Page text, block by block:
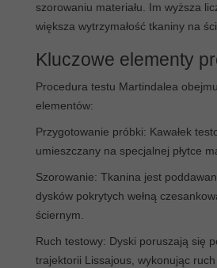
szorowaniu materiału. Im wyższa
większa wytrzymałość tkaniny na
Kluczowe elementy
Procedura testu Martindalea
elementów:
Przygotowanie próbki: Kawałek
umieszczany na specjalnej płytce
Szorowanie: Tkanina jest
dysków pokrytych wełną
ściernym.
Ruch testowy: Dyski poruszają się
trajektorii Lissajous, wykonując